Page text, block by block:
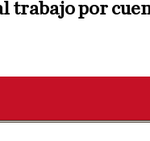
trabajo por